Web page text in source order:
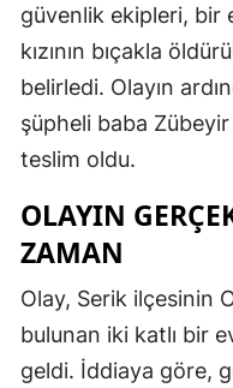
güvenlik ekipleri, bir
kızının bıçakla
belirledi. Olayın
şüpheli baba
teslim oldu.
OLAYIN
ZAMAN
Olay, Serik ilçesinin
bulunan iki katlı bir
geldi. İddiaya göre,